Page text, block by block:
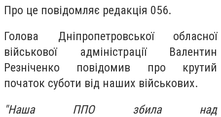
Про це повідомляє редакція 056.
Голова Дніпропетровської обласної
військової адміністрації Валентин
Резніченко повідомив про крутий
початок суботи від наших військових.
"Наша ППО збила над